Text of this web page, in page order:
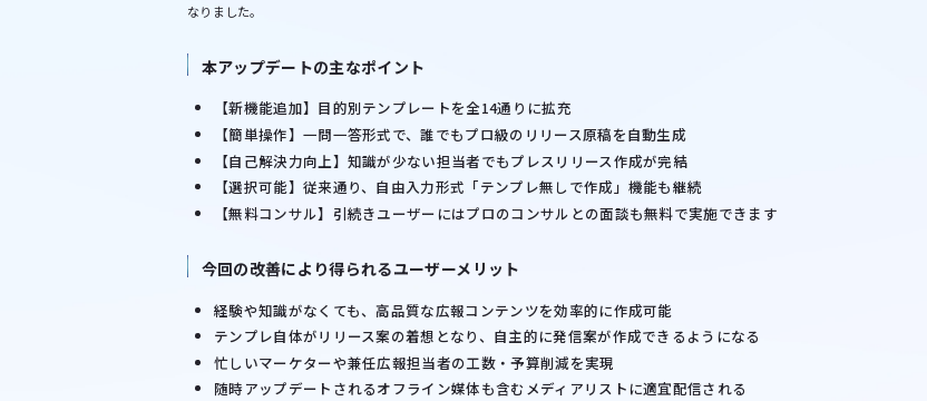
なりました。
本アップデートの主なポイント
【新機能追加】目的別テンプレートを全14通りに拡充
【簡単操作】一問一答形式で、誰でもプロ級のリリース原稿を自動生成
【自己解決力向上】知識が少ない担当者でもプレスリリース作成が完結
【選択可能】従来通り、自由入力形式「テンプレ無しで作成」機能も継続
【無料コンサル】引続きユーザーにはプロのコンサルとの面談も無料で実施できます
今回の改善により得られるユーザーメリット
経験や知識がなくても、高品質な広報コンテンツを効率的に作成可能
テンプレ自体がリリース案の着想となり、自主的に発信案が作成できるようになる
忙しいマーケターや兼任広報担当者の工数・予算削減を実現
随時アップデートされるオフライン媒体も含むメディアリストに適宜配信される